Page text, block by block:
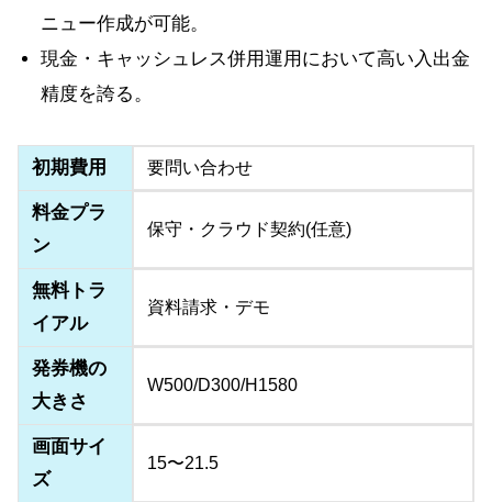
ニュー作成が可能。
現金・キャッシュレス併用運用において高い入出金
精度を誇る。
初期費用 要問い合わせ
料金プラ
ン
保守・クラウド契約(任意)
無料トラ
イアル
資料請求・デモ
発券機の
大きさ
W500/D300/H1580
画面サイ
ズ
15〜21.5